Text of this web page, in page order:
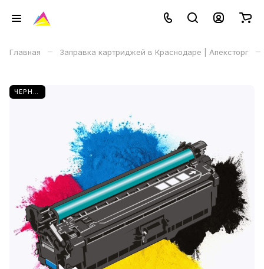
Главная – Заправка картриджей в Краснодаре | Апексторг –